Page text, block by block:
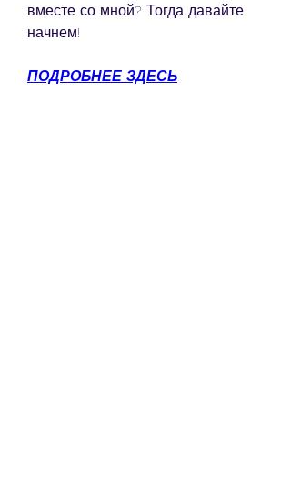
вместе со мной? Тогда давайте
начнем!
ПОДРОБНЕЕ ЗДЕСЬ